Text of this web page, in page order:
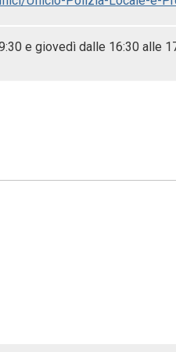
e giovedì dalle 16:30 alle